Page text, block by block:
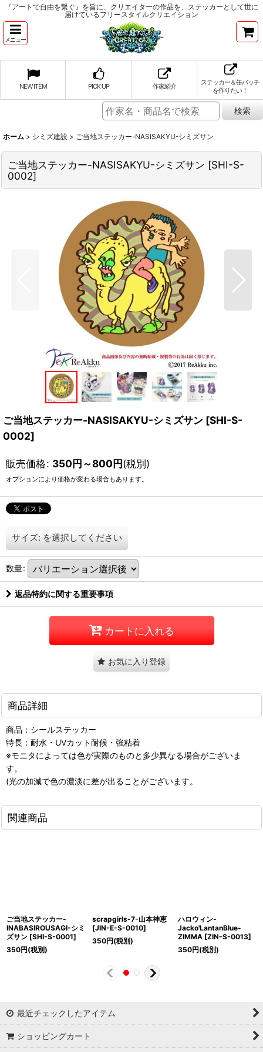
『アートで自由を繋ぐ』を旨に、クリエイターの作品を、ステッカーとして世に
届けているフリースタイルクリエイション
メニュー
NEW ITEM PICK UP 作家紹介
ステッカー＆缶バッチ
を作りたい！
ホーム > シミズ建設 > ご当地ステッカー-NASISAKYU-シミズサン
ご当地ステッカー-NASISAKYU-シミズサン [SHI-S-
0002]
ご当地ステッカー-NASISAKYU-シミズサン [SHI-S-
0002]
販売価格: 350円～800円(税別)
オプションにより価格が変わる場合もあります。
サイズ: を選択してください
数量:
返品特約に関する重要事項
カートに入れる
お気に入り登録
商品詳細
商品：シールステッカー
特長：耐水・UVカット耐候・強粘着
※モニタによっては色が実際のものと多少異なる場合がございま
す。
(光の加減で色の濃淡に差が出ることがございます。
関連商品
ご当地ステッカー-
INABASIROUSAGI-シミ
ズサン [SHI-S-0001]
350円(税別)
scrapgirls-7-山本神恵
[JIN-E-S-0010]
350円(税別)
ハロウィン-
Jacko'LantanBlue-
ZIMMA [ZIN-S-0013]
350円(税別)
最近チェックしたアイテム
ショッピングカート